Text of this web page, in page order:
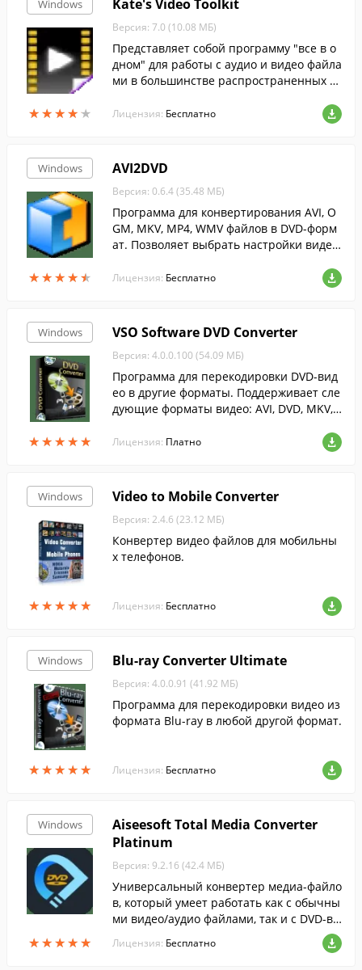
Windows
★★★★★
★★★★★
Kate's Video Toolkit
Версия: 7.0 (10.08 МБ)
Представляет собой программу "все в о
дном" для работы с аудио и видео файла
ми в большинстве распространенных ф
Лицензия: Бесплатно
Windows
★★★★★
★★★★★
AVI2DVD
Версия: 0.6.4 (35.48 МБ)
Программа для конвертирования AVI, O
GM, MKV, MP4, WMV файлов в DVD-форм
ат. Позволяет выбрать настройки видео,
создавать простые меню для навигации
Лицензия: Бесплатно
Windows
★★★★★
★★★★★
VSO Software DVD Converter
Версия: 4.0.0.100 (54.09 МБ)
Программа для перекодировки DVD-вид
ео в другие форматы. Поддерживает сле
дующие форматы видео: AVI, DVD, MKV,
Лицензия: Платно
Windows
★★★★★
★★★★★
Video to Mobile Converter
Версия: 2.4.6 (23.12 МБ)
Конвертер видео файлов для мобильны
х телефонов.
Лицензия: Бесплатно
Windows
★★★★★
★★★★★
Blu-ray Converter Ultimate
Версия: 4.0.0.91 (41.92 МБ)
Программа для перекодировки видео из
формата Blu-ray в любой другой формат.
Лицензия: Бесплатно
Windows
★★★★★
★★★★★
Aiseesoft Total Media Converter
Platinum
Версия: 9.2.16 (42.4 МБ)
Универсальный конвертер медиа-файло
в, который умеет работать как с обычны
ми видео/аудио файлами, так и с DVD-ви
Лицензия: Бесплатно